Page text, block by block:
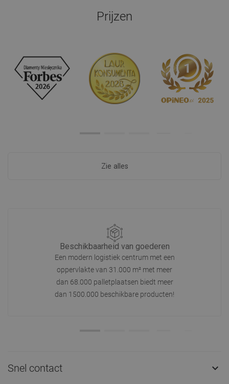
Prijzen
Zie alles
Beschikbaarheid van goederen
Een modern logistiek centrum met een
oppervlakte van 31.000 m² met meer
dan 68.000 palletplaatsen biedt meer
dan 1500.000 beschikbare producten!
Snel contact 